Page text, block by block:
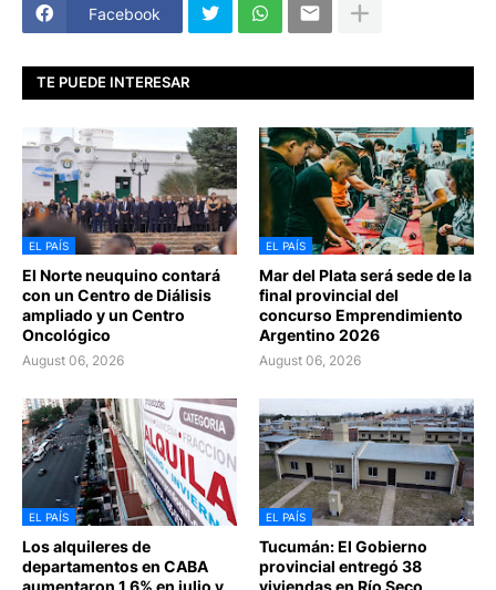
Facebook
TE PUEDE INTERESAR
EL PAÍS
El Norte neuquino contará
con un Centro de Diálisis
ampliado y un Centro
Oncológico
August 06, 2026
EL PAÍS
Mar del Plata será sede de la
final provincial del
concurso Emprendimiento
Argentino 2026
August 06, 2026
EL PAÍS
Los alquileres de
departamentos en CABA
aumentaron 1,6% en julio y
EL PAÍS
Tucumán: El Gobierno
provincial entregó 38
viviendas en Río Seco